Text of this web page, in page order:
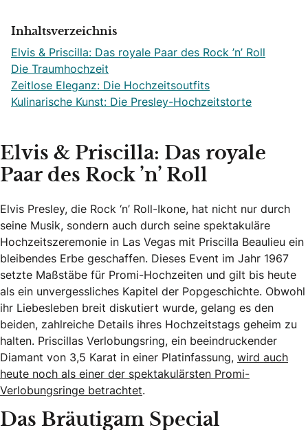
Inhaltsverzeichnis
Elvis & Priscilla: Das royale Paar des Rock ’n’ Roll
Die Traumhochzeit
Zeitlose Eleganz: Die Hochzeitsoutfits
Kulinarische Kunst: Die Presley-Hochzeitstorte
Elvis & Priscilla: Das royale
Paar des Rock ’n’ Roll
Elvis Presley, die Rock ‘n’ Roll-Ikone, hat nicht nur durch
seine Musik, sondern auch durch seine spektakuläre
Hochzeitszeremonie in Las Vegas mit Priscilla Beaulieu ein
bleibendes Erbe geschaffen. Dieses Event im Jahr 1967
setzte Maßstäbe für Promi-Hochzeiten und gilt bis heute
als ein unvergessliches Kapitel der Popgeschichte. Obwohl
ihr Liebesleben breit diskutiert wurde, gelang es den
beiden, zahlreiche Details ihres Hochzeitstags geheim zu
halten. Priscillas Verlobungsring, ein beeindruckender
Diamant von 3,5 Karat in einer Platinfassung, wird auch
heute noch als einer der spektakulärsten Promi-
Verlobungsringe betrachtet.
Das Bräutigam Special